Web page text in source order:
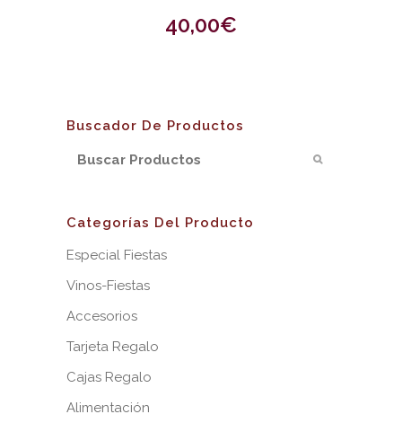
40,00€
Buscador De Productos
Categorías Del Producto
Especial Fiestas
Vinos-Fiestas
Accesorios
Tarjeta Regalo
Cajas Regalo
Alimentación